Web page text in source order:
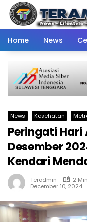
Skip
content
Home
News
News Kesehatan
Peringati Hari
Desember
Kendari
Teradmin
2
December 10, 2024